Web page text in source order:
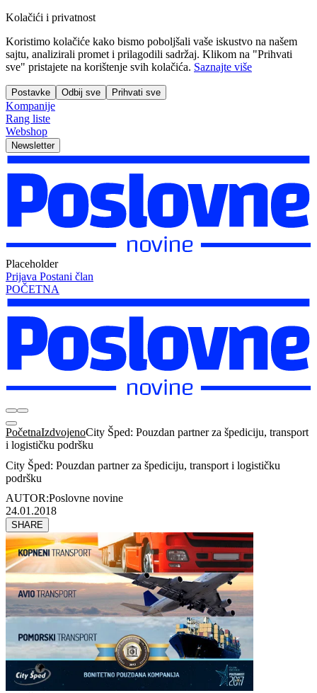
Kolačići i privatnost
Koristimo kolačiće kako bismo poboljšali vaše iskustvo na našem
sajtu, analizirali promet i prilagodili sadržaj. Klikom na "Prihvati
sve" pristajete na korištenje svih kolačića. Saznajte više
Postavke Odbij sve Prihvati sve
Kompanije
Rang liste
Webshop
Newsletter
Placeholder
Prijava Postani član
POČETNA
PočetnaIzdvojenoCity Šped: Pouzdan partner za špediciju, transport
i logističku podršku
City Šped: Pouzdan partner za špediciju, transport i logističku
podršku
AUTOR:Poslovne novine
24.01.2018
SHARE